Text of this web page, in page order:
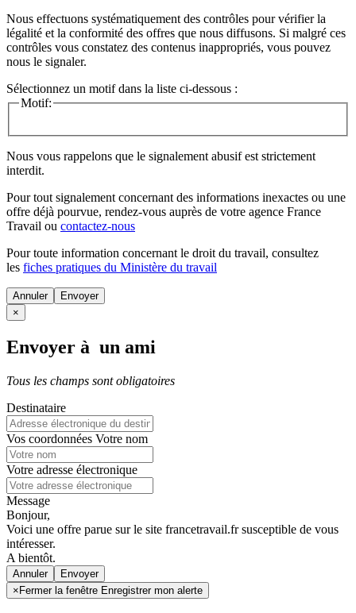
Nous effectuons systématiquement des contrôles pour vérifier la
légalité et la conformité des offres que nous diffusons. Si malgré ces
contrôles vous constatez des contenus inappropriés, vous pouvez
nous le signaler.
Sélectionnez un motif dans la liste ci-dessous :
Motif:
Nous vous rappelons que le signalement abusif est strictement
interdit.
Pour tout signalement concernant des informations inexactes ou une
offre déjà pourvue, rendez-vous auprès de votre agence France
Travail ou contactez-nous
Pour toute information concernant le droit du travail, consultez
les fiches pratiques du Ministère du travail
Annuler
×
Envoyer à un ami
Tous les champs sont obligatoires
Destinataire
Vos coordonnées Votre nom
Votre adresse électronique
Message
Bonjour,
Voici une offre parue sur le site francetravail.fr susceptible de vous
intéresser.
A bientôt.
Annuler
× Fermer la fenêtre Enregistrer mon alerte